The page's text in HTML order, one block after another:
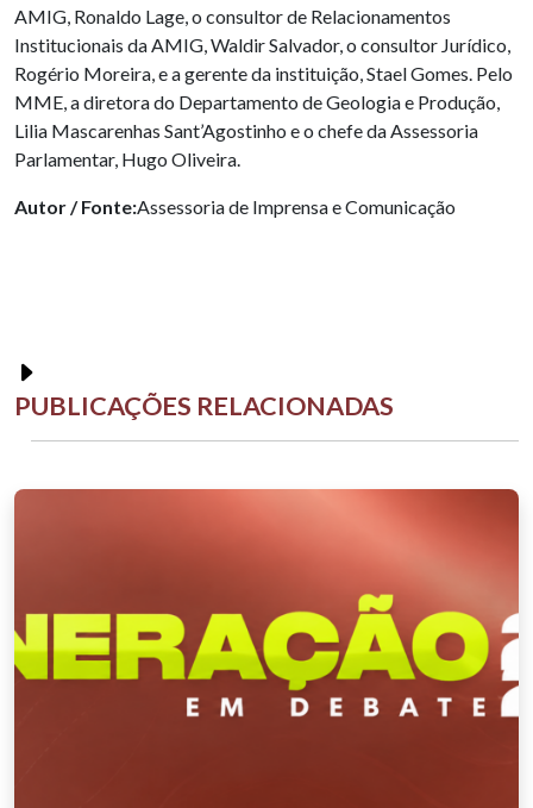
AMIG, Ronaldo Lage, o consultor de Relacionamentos
Institucionais da AMIG, Waldir Salvador, o consultor Jurídico,
Rogério Moreira, e a gerente da instituição, Stael Gomes. Pelo
MME, a diretora do Departamento de Geologia e Produção,
Lilia Mascarenhas Sant’Agostinho e o chefe da Assessoria
Parlamentar, Hugo Oliveira.
Autor / Fonte:Assessoria de Imprensa e Comunicação
PUBLICAÇÕES RELACIONADAS